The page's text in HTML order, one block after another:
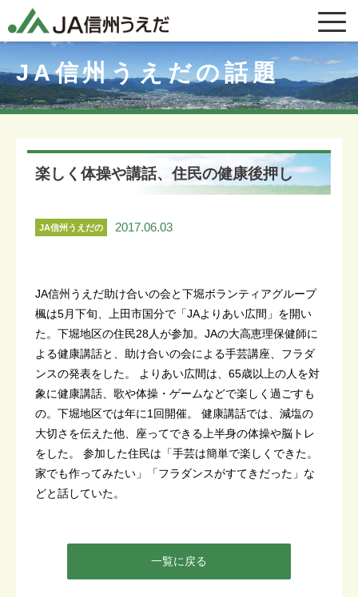
JA信州うえだの話題
楽しく体操や講話、住民の健康後押し
JA信州うえだの
2017.06.03
JA信州うえだ助け合いの会と下堀ボランティアグループ
楓は5月下旬、上田市国分で「JAよりあい広間」を開い
た。下堀地区の住民28人が参加。JAの大高恵理保健師に
よる健康講話と、助け合いの会による手芸講座、フラダ
ンスの発表をした。 よりあい広間は、65歳以上の人を対
象に健康講話、歌や体操・ゲームなどで楽しく過ごすも
の。下堀地区では年に1回開催。 健康講話では、減塩の
大切さを伝えた他、座ってできる上半身の体操や脳トレ
をした。 参加した住民は「手芸は簡単で楽しくできた。
家でも作ってみたい」「フラダンスがすてきだった」な
どと話していた。
一覧に戻る